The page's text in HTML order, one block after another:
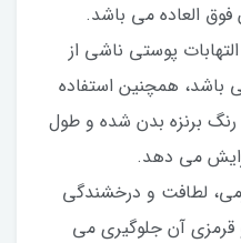
فوق العاده می باشد.
پوستی ناشی از
باشد، همچنین استفاده
برنزه بدن شده و طول
می دهد.
لطافت و درخشندگی
آن جلوگیری می